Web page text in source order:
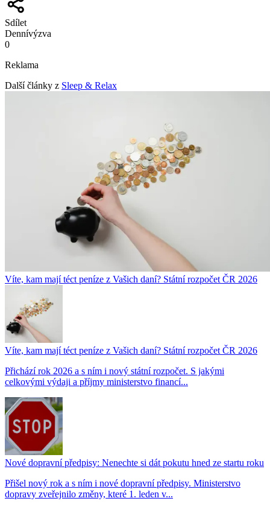
Sdílet
Dennívýzva
0
Reklama
Další články z Sleep & Relax
Víte, kam mají téct peníze z Vašich daní? Státní rozpočet ČR 2026
Víte, kam mají téct peníze z Vašich daní? Státní rozpočet ČR 2026
Přichází rok 2026 a s ním i nový státní rozpočet. S jakými
celkovými výdaji a příjmy ministerstvo financí...
Nové dopravní předpisy: Nenechte si dát pokutu hned ze startu roku
Přišel nový rok a s ním i nové dopravní předpisy. Ministerstvo
dopravy zveřejnilo změny, které 1. leden v...